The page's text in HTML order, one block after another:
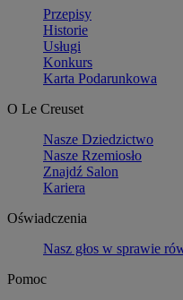
Przepisy
Historie
Usługi
Konkurs
Karta Podarunkowa
O Le Creuset
Nasze Dziedzictwo
Nasze Rzemiosło
Znajdź Salon
Kariera
Oświadczenia
Nasz głos w sprawie
Pomoc